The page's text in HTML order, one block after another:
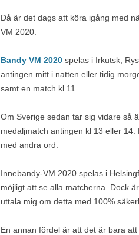
Då är det dags att köra igång med
VM 2020.
Bandy VM 2020 spelas i Irkutsk,
antingen mitt i natten eller tidig
samt en match kl 11.
Om Sverige sedan tar sig vidare så
medaljmatch antingen kl 13 eller
med andra ord.
Innebandy-VM 2020 spelas i
möjligt att se alla matcherna. Dock
uttala mig om detta med 100%
En annan fördel är att det är bara